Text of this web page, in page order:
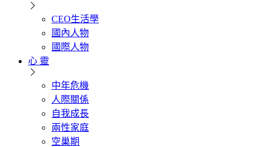
CEO生活學
國內人物
國際人物
心 靈
中年危機
人際關係
自我成長
兩性家庭
空巢期